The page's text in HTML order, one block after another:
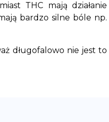
THC mają działanie
bardzo silne bóle np.
długofalowo nie jest to